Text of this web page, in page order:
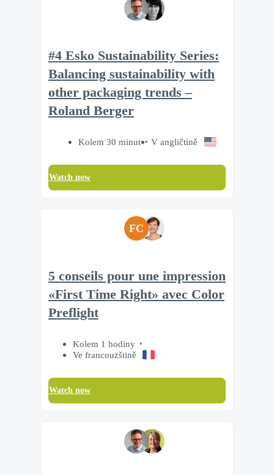
#4 Esko Sustainability Series:
Balancing sustainability with
other packaging trends –
Roland Berger
Kolem 30 minut V angličtině
Watch now
FC
5 conseils pour une impression
«First Time Right» avec Color
Preflight
Kolem 1 hodiny
Ve francouzštině
Watch now